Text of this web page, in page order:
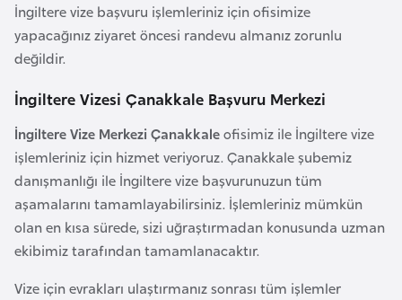
İngiltere vize başvuru işlemleriniz için ofisimize
yapacağınız ziyaret öncesi randevu almanız zorunlu
değildir.
İngiltere Vizesi Çanakkale Başvuru Merkezi
İngiltere Vize Merkezi Çanakkaleofisimiz ile İngiltere vize
işlemleriniz için hizmet veriyoruz. Çanakkale şubemiz
danışmanlığı ile İngiltere vize başvurunuzun tüm
aşamalarını tamamlayabilirsiniz. İşlemleriniz mümkün
olan en kısa sürede, sizi uğraştırmadan konusunda uzman
ekibimiz tarafından tamamlanacaktır.
Vize için evrakları ulaştırmanız sonrası tüm işlemler
y
e
t
C
e
z
a
y
i